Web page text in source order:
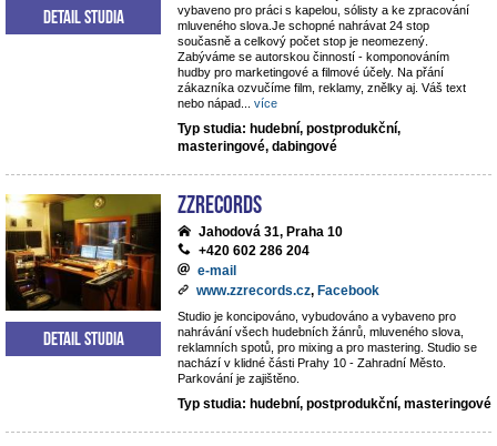
vybaveno pro práci s kapelou, sólisty a ke zpracování
mluveného slova.Je schopné nahrávat 24 stop
současně a celkový počet stop je neomezený.
Zabýváme se autorskou činností - komponováním
hudby pro marketingové a filmové účely. Na přání
zákazníka ozvučíme film, reklamy, znělky aj. Váš text
nebo nápad
více
Typ studia: hudební, postprodukční,
masteringové, dabingové
Detail studia
ZZrecords
Jahodová 31, Praha 10
+420 602 286 204
e-mail
www.zzrecords.cz, Facebook
Studio je koncipováno, vybudováno a vybaveno pro
nahrávání všech hudebních žánrů, mluveného slova,
reklamních spotů, pro mixing a pro mastering. Studio se
nachází v klidné části Prahy 10 - Zahradní Město.
Parkování je zajištěno.
Typ studia: hudební, postprodukční, masteringové
Detail studia